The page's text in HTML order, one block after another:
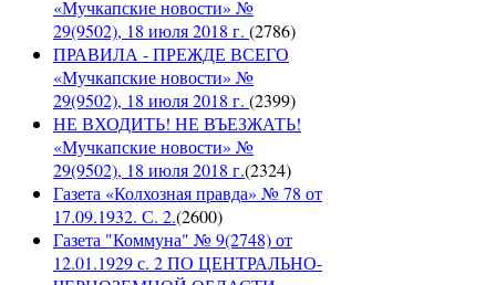
«Мучкапские новости» №
29(9502), 18 июля 2018 г. (2786)
ПРАВИЛА - ПРЕЖДЕ ВСЕГО
«Мучкапские новости» №
29(9502), 18 июля 2018 г. (2399)
НЕ ВХОДИТЬ! НЕ ВЪЕЗЖАТЬ!
«Мучкапские новости» №
29(9502), 18 июля 2018 г.(2324)
Газета «Колхозная правда» № 78 от
17.09.1932. С. 2.(2600)
Газета "Коммуна" № 9(2748) от
12.01.1929 с. 2 ПО ЦЕНТРАЛЬНО-